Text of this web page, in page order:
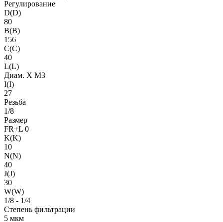
Регулирование
D(D)
80
B(B)
156
C(C)
40
L(L)
Диам. X M3
I(I)
27
Резьба
1/8
Размер
FR+L 0
K(K)
10
N(N)
40
J(J)
30
W(W)
1/8 - 1/4
Степень фильтрации
5 мкм